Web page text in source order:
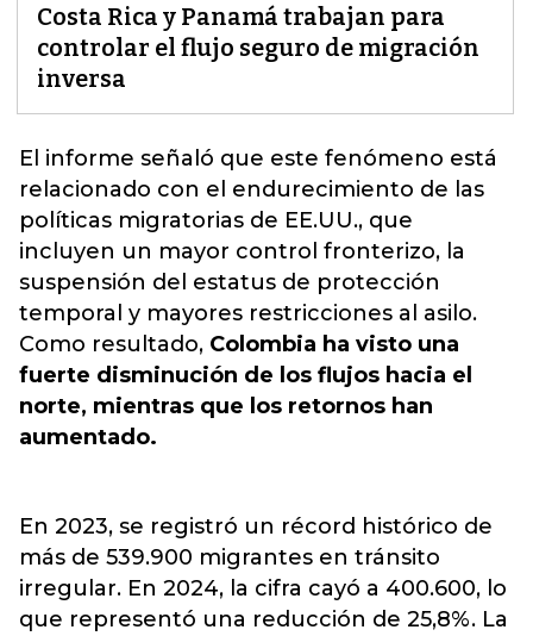
Costa Rica y Panamá trabajan para
controlar el flujo seguro de migración
inversa
El informe señaló que este fenómeno está
relacionado con el endurecimiento de las
políticas migratorias de EE.UU., que
incluyen un mayor control fronterizo, la
suspensión del estatus de protección
temporal y mayores restricciones al asilo.
Como resultado, Colombia ha visto una
fuerte disminución de los flujos hacia el
norte, mientras que los retornos han
aumentado.
En 2023, se registró un récord histórico de
más de 539.900 migrantes en tránsito
irregular. En 2024, la cifra cayó a 400.600, lo
que representó una reducción de 25,8%. La